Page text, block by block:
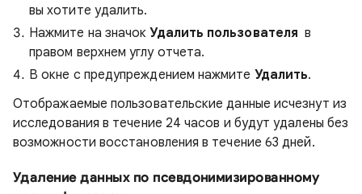
вы хотите удалить.
Нажмите на значокУдалить пользователя в
правом верхнем углу отчета.
В окне с предупреждением нажмите Удалить.
Отображаемые пользовательские данные исчезнут из
исследования в течение 24 часов и будут удалены без
возможности восстановления в течение 63 дней.
Удаление данных по псевдонимизированному